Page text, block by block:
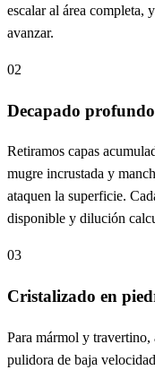
escalar al área completa,
avanzar.
02
Decapado
Retiramos capas
mugre incrustada y
ataquen la superficie.
disponible y dilución
03
Cristalizado en
Para mármol y
pulidora de baja